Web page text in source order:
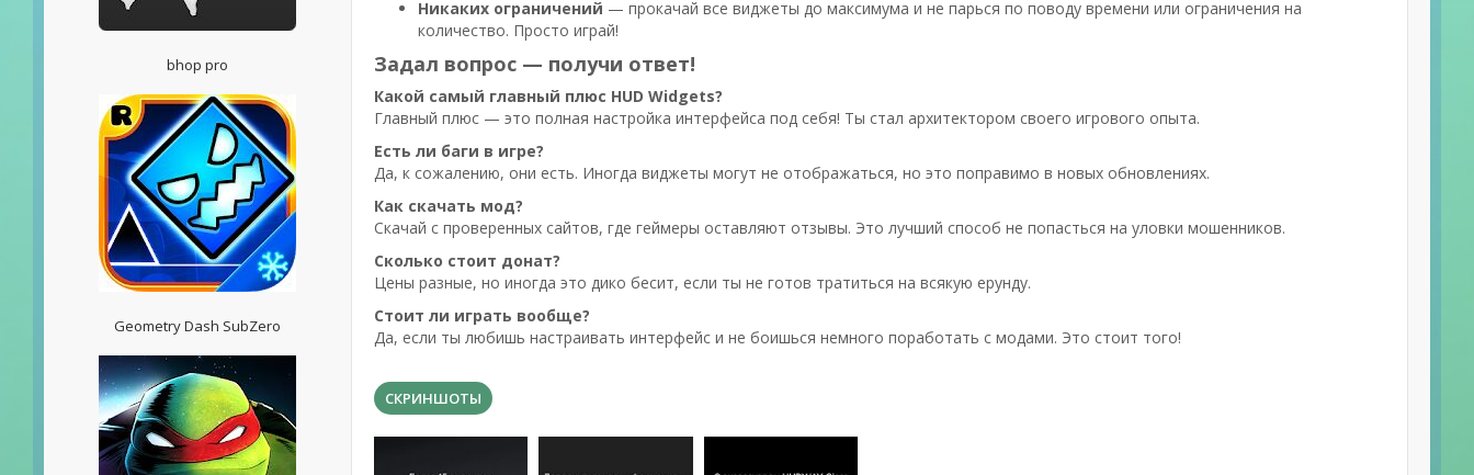
bhop pro
Geometry Dash SubZero
Никаких ограничений — прокачай все виджеты до максимума и не парься по поводу времени или ограничения на
количество. Просто играй!
Задал вопрос — получи ответ!
Какой самый главный плюс HUD Widgets?
Главный плюс — это полная настройка интерфейса под себя! Ты стал архитектором своего игрового опыта.
Есть ли баги в игре?
Да, к сожалению, они есть. Иногда виджеты могут не отображаться, но это поправимо в новых обновлениях.
Как скачать мод?
Скачай с проверенных сайтов, где геймеры оставляют отзывы. Это лучший способ не попасться на уловки мошенников.
Сколько стоит донат?
Цены разные, но иногда это дико бесит, если ты не готов тратиться на всякую ерунду.
Стоит ли играть вообще?
Да, если ты любишь настраивать интерфейс и не боишься немного поработать с модами. Это стоит того!
СКРИНШОТЫ